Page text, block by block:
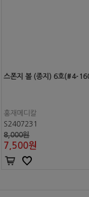
스폰지 볼 (종지) 6호(#4-
홍재메디칼
S2407231
8,000원
7,500원